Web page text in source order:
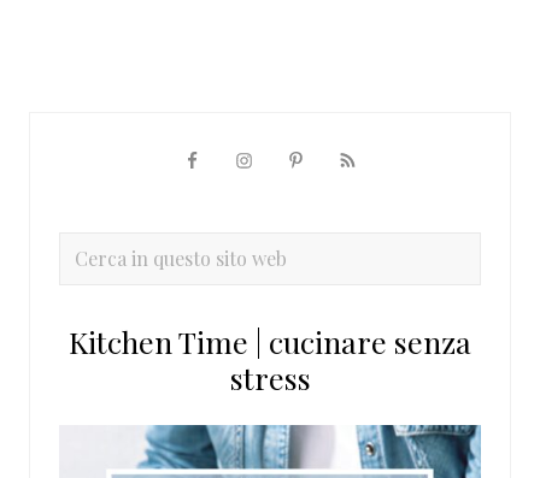
primaria
Cerca
sito
Kitchen Time | cucinare senza
stress